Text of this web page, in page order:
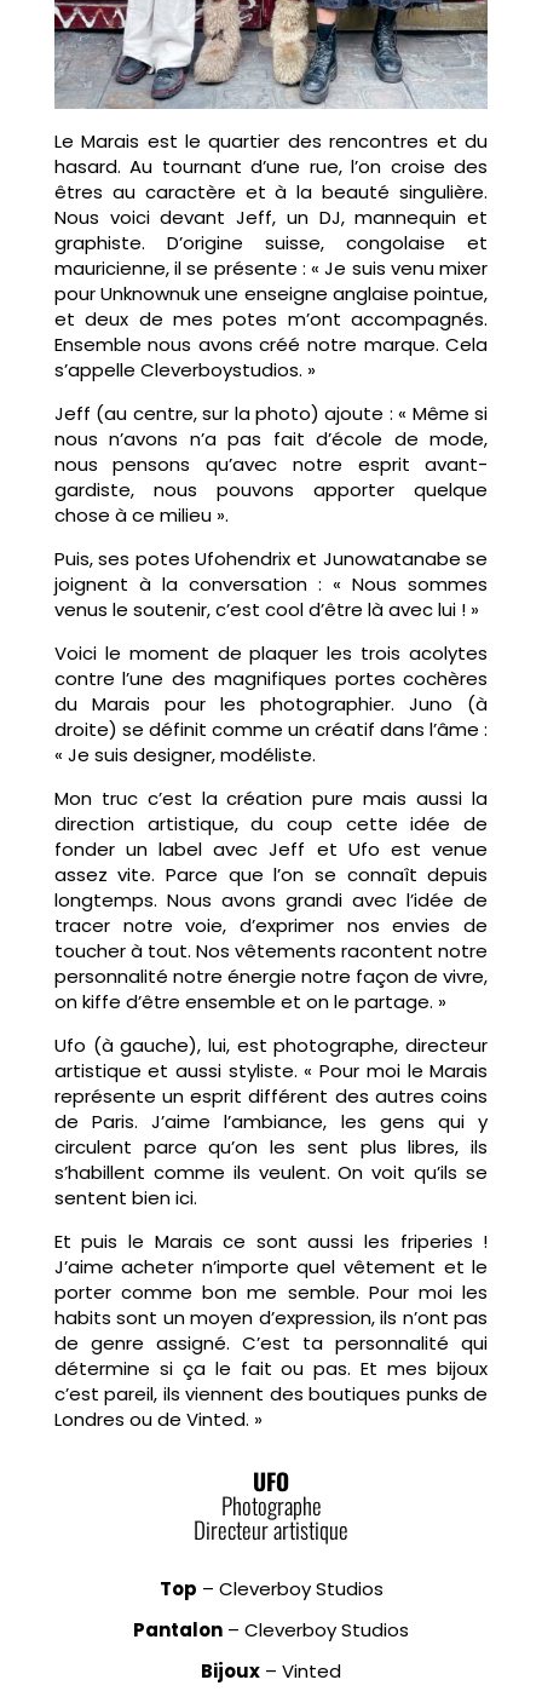
Le Marais est le quartier des rencontres et du
hasard. Au tournant d’une rue, l’on croise des
êtres au caractère et à la beauté singulière.
Nous voici devant Jeff, un DJ, mannequin et
graphiste. D’origine suisse, congolaise et
mauricienne, il se présente : « Je suis venu mixer
pour Unknownuk une enseigne anglaise pointue,
et deux de mes potes m’ont accompagnés.
Ensemble nous avons créé notre marque. Cela
s’appelle Cleverboystudios. »
Jeff (au centre, sur la photo) ajoute : « Même si
nous n’avons n’a pas fait d’école de mode,
nous pensons qu’avec notre esprit avant-
gardiste, nous pouvons apporter quelque
chose à ce milieu ».
Puis, ses potes Ufohendrix et Junowatanabe se
joignent à la conversation : « Nous sommes
venus le soutenir, c’est cool d’être là avec lui ! »
Voici le moment de plaquer les trois acolytes
contre l’une des magnifiques portes cochères
du Marais pour les photographier. Juno (à
droite) se définit comme un créatif dans l’âme :
« Je suis designer, modéliste.
Mon truc c’est la création pure mais aussi la
direction artistique, du coup cette idée de
fonder un label avec Jeff et Ufo est venue
assez vite. Parce que l’on se connaît depuis
longtemps. Nous avons grandi avec l’idée de
tracer notre voie, d’exprimer nos envies de
toucher à tout. Nos vêtements racontent notre
personnalité notre énergie notre façon de vivre,
on kiffe d’être ensemble et on le partage. »
Ufo (à gauche), lui, est photographe, directeur
artistique et aussi styliste. « Pour moi le Marais
représente un esprit différent des autres coins
de Paris. J’aime l’ambiance, les gens qui y
circulent parce qu’on les sent plus libres, ils
s’habillent comme ils veulent. On voit qu’ils se
sentent bien ici.
Et puis le Marais ce sont aussi les friperies !
J’aime acheter n’importe quel vêtement et le
porter comme bon me semble. Pour moi les
habits sont un moyen d’expression, ils n’ont pas
de genre assigné. C’est ta personnalité qui
détermine si ça le fait ou pas. Et mes bijoux
c’est pareil, ils viennent des boutiques punks de
Londres ou de Vinted. »
UFO
Photographe
Directeur artistique
Top – Cleverboy Studios
Pantalon – Cleverboy Studios
Bijoux – Vinted